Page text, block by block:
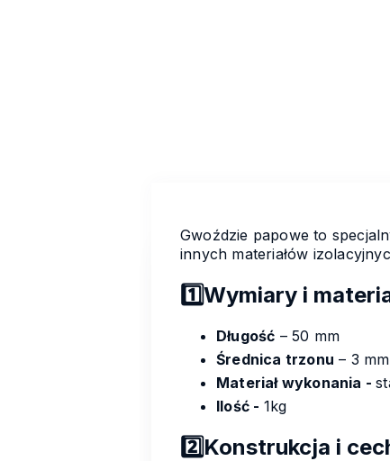
Gwoździe papowe to
innych materiałów
1️⃣Wymiary i
Długość – 50 mm
Średnica trzonu – 3 mm
Materiał wykonania -
Ilość - 1kg
2️⃣Konstrukcja i